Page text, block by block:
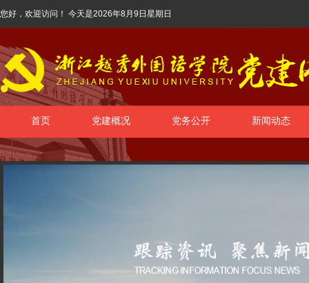
您好，欢迎访问！ 今天是2026年8月9日星期日
首页 党建概况 党务公开 新闻动态